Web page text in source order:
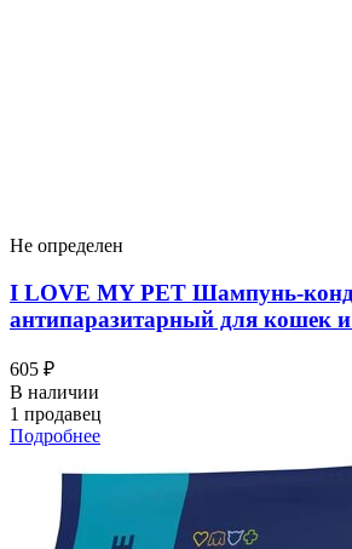
Не определен
I LOVЕ MY PET Шампунь-
антипаразитарный для кошек и
605 ₽
В наличии
1 продавец
Подробнее